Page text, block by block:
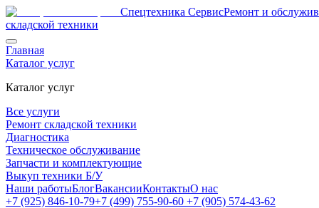
Спецтехника СервисРемонт и
складской техники
Главная
Каталог услуг
Каталог услуг
Все услуги
Ремонт складской техники
Диагностика
Техническое обслуживание
Запчасти и комплектующие
Выкуп техники Б/У
Наши работыБлогВакансииКонтактыО нас
+7 (925) 846-10-79+7 (499) 755-90-60 +7 (905) 574-43-62